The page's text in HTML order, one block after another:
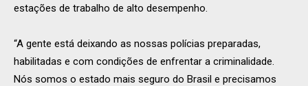
estações de trabalho de alto desempenho.
“A gente está deixando as nossas polícias preparadas,
habilitadas e com condições de enfrentar a criminalidade.
Nós somos o estado mais seguro do Brasil e precisamos